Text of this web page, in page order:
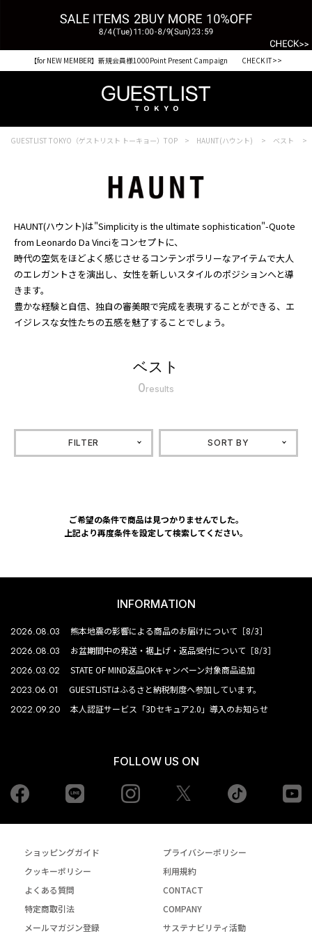
【for NEW MEMBER】新規会員様1000Point Present Campaign CHECK IT>>
GUESTLIST TOKYO（ゲストリスト トーキョー）TOP HAUNT(ハウント) ベスト
HAUNT(ハウント)は"Simplicity is the ultimate sophistication"-Quote
from Leonardo Da Vinciをコンセプトに、
時代の空気をほどよく感じさせるコンテンポラリーなアイテムで大人
のエレガントさを演出し、女性を新しいスタイルのポジションへと導
きます。
豊かな経験と自信、独自の審美眼で完成を表現することができる、エ
イジレスな女性たちの五感を魅了することでしょう。
ベスト
0results
FILTER SORT BY
ご希望の条件で商品は見つかりませんでした。
上記より再度条件を設定して検索してください。
INFORMATION
2026.08.03 熊本地震の影響による商品のお届けについて［8/3］
2026.08.03 お盆期間中の発送・裾上げ・返品受付について［8/3］
2026.03.02 STATE OF MIND返品OKキャンペーン対象商品追加
2023.06.01 GUESTLISTはふるさと納税制度へ参加しています。
2022.09.20 本人認証サービス「3Dセキュア2.0」導入のお知らせ
FOLLOW US ON
Facebook Instagram tiktok
ショッピングガイド
プライバシーポリシー
クッキーポリシー
利用規約
よくある質問
CONTACT
特定商取引法
COMPANY
メールマガジン登録
サステナビリティ活動